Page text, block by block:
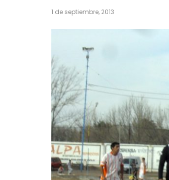
1 de septiembre, 2013